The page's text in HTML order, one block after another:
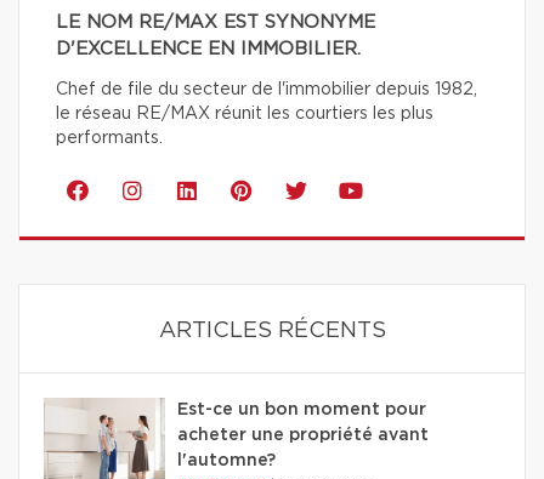
LE NOM RE/MAX EST SYNONYME
D'EXCELLENCE EN IMMOBILIER.
Chef de file du secteur de l'immobilier depuis 1982,
le réseau RE/MAX réunit les courtiers les plus
performants.
ARTICLES RÉCENTS
Est-ce un bon moment pour
acheter une propriété avant
l'automne?